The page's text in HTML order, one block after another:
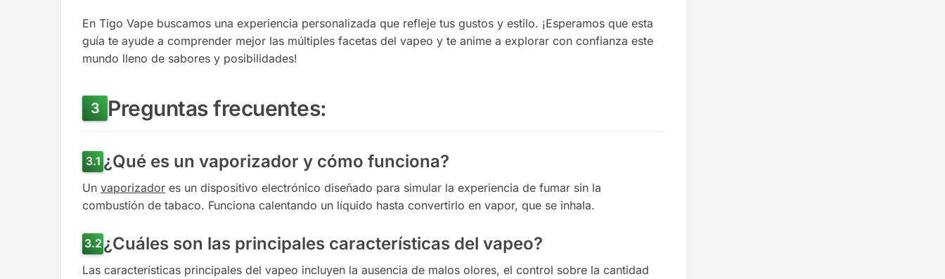
En Tigo Vape buscamos una experiencia personalizada que refleje tus gustos y estilo. ¡Esperamos que esta
guía te ayude a comprender mejor las múltiples facetas del vapeo y te anime a explorar con confianza este
mundo lleno de sabores y posibilidades!
Preguntas frecuentes:
¿Qué es un vaporizador y cómo funciona?
Un vaporizador es un dispositivo electrónico diseñado para simular la experiencia de fumar sin la
combustión de tabaco. Funciona calentando un líquido hasta convertirlo en vapor, que se inhala.
¿Cuáles son las principales características del vapeo?
Las características principales del vapeo incluyen la ausencia de malos olores, el control sobre la cantidad